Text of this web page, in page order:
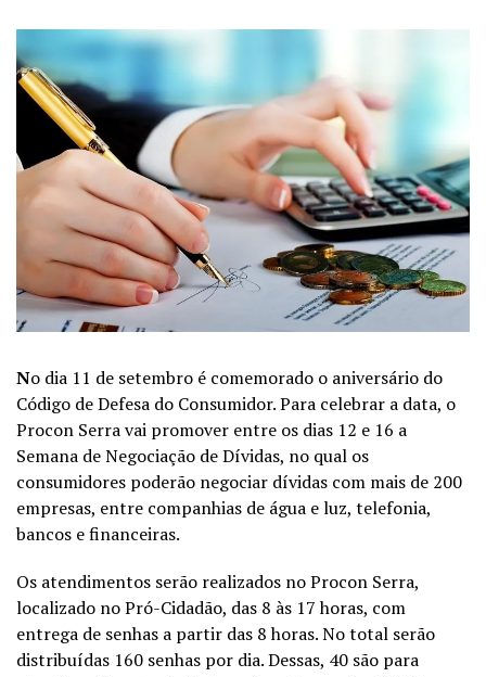
No dia 11 de setembro é comemorado o aniversário do
Código de Defesa do Consumidor. Para celebrar a data, o
Procon Serra vai promover entre os dias 12 e 16 a
Semana de Negociação de Dívidas, no qual os
consumidores poderão negociar dívidas com mais de 200
empresas, entre companhias de água e luz, telefonia,
bancos e financeiras.
Os atendimentos serão realizados no Procon Serra,
localizado no Pró-Cidadão, das 8 às 17 horas, com
entrega de senhas a partir das 8 horas. No total serão
distribuídas 160 senhas por dia. Dessas, 40 são para